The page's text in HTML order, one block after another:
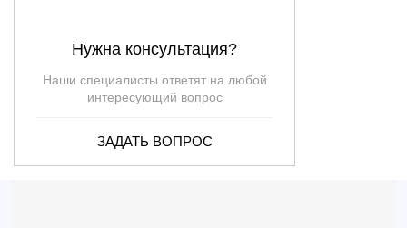
CSW508M
486 30 36.8
CSW6512M6
47.8
888 27.5
762 48.5
CSW10010M
888 35 73.5
250
Нужна консультация?
Наши специалисты ответят на любой
интересующий вопрос
ЗАДАТЬ ВОПРОС